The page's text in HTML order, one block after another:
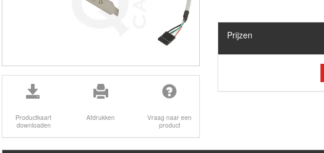
Productkaart
downloaden
Afdrukken
Vraag naar een
product
Prijzen